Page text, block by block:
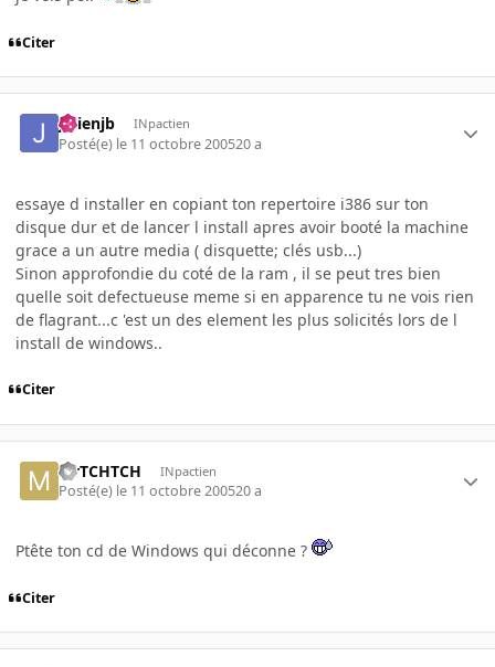
Citer
julienjb INpactien
Posté(e) le 11 octobre 200520 a
essaye d installer en copiant ton repertoire i386 sur ton
disque dur et de lancer l install apres avoir booté la machine
grace a un autre media ( disquette; clés usb...)
Sinon approfondie du coté de la ram , il se peut tres bien
quelle soit defectueuse meme si en apparence tu ne vois rien
de flagrant...c 'est un des element les plus solicités lors de l
install de windows..
Citer
MrTCHTCH INpactien
Posté(e) le 11 octobre 200520 a
Ptête ton cd de Windows qui déconne ?
Citer